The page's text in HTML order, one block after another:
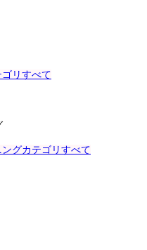
リすべて
グカテゴリすべて